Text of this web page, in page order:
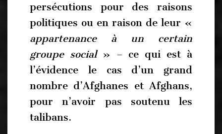
persécutions pour des raisons
politiques ou en raison de leur «
appartenance à un certain
groupe social» – ce qui est à
l’évidence le cas d’un grand
nombre d’Afghanes et Afghans,
pour n’avoir pas soutenu les
talibans.